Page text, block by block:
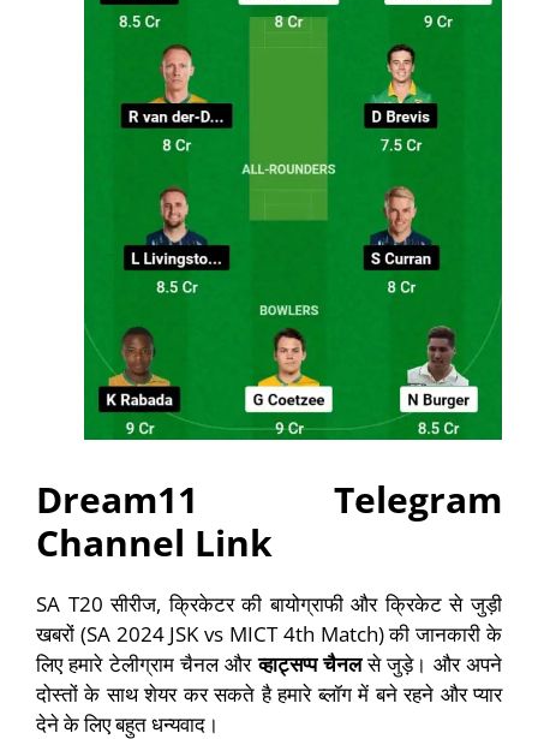
Dream11 Telegram
Channel Link
SA T20 सीरीज, क्रिकेटर की बायोग्राफी और क्रिकेट से जुड़ी
खबरों (SA 2024 JSK vs MICT 4th Match) की जानकारी के
लिए हमारेटेलीग्राम चैनलऔरव्हाट्सप्प चैनलसे जुड़े। और अपने
दोस्तों के साथ शेयर कर सकते है हमारे ब्लॉग में बने रहने और प्यार
देने के लिए बहुत धन्यवाद।